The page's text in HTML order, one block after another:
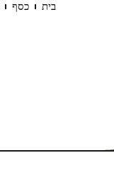
בית כסף